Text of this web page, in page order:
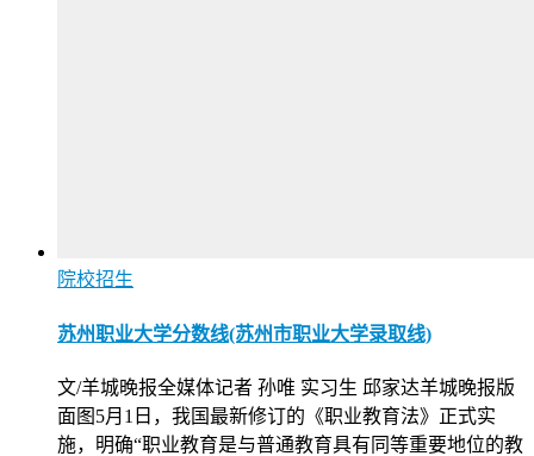
院校招生
苏州职业大学分数线(苏州市职业大学录取线)
文/羊城晚报全媒体记者 孙唯 实习生 邱家达羊城晚报版
面图5月1日，我国最新修订的《职业教育法》正式实
施，明确“职业教育是与普通教育具有同等重要地位的教